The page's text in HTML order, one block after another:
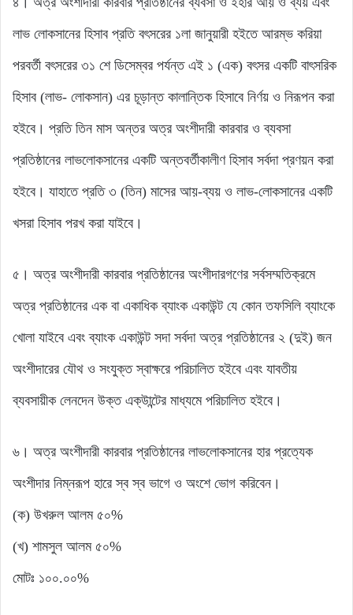
লাভ লোকসানের হিসাব প্রতি বৎসরের ১লা জানুয়ারী হইতে আরম্ভ করিয়া
পরবর্তী বৎসরের ৩১ শে ডিসেম্বর পর্যন্ত এই ১ (এক) বৎসর একটি বাৎসরিক
হিসাব (লাভ- লোকসান) এর চূড়ান্ত কালান্তিক হিসাবে নির্ণয় ও নিরূপন করা
হইবে। প্রতি তিন মাস অন্তর অত্র অংশীদারী কারবার ও ব্যবসা
প্রতিষ্ঠানের লাভলোকসানের একটি অন্তবর্তীকালীণ হিসাব সর্বদা প্রণয়ন করা
হইবে। যাহাতে প্রতি ৩ (তিন) মাসের আয়-ব্যয় ও লাভ-লোকসানের একটি
খসরা হিসাব পরখ করা যাইবে।
৫। অত্র অংশীদারী কারবার প্রতিষ্ঠানের অংশীদারগণের সর্বসম্মতিক্রমে
অত্র প্রতিষ্ঠানের এক বা একাধিক ব্যাংক একাউন্ট যে কোন তফসিলি ব্যাংকে
খোলা যাইবে এবং ব্যাংক একাউন্ট সদা সর্বদা অত্র প্রতিষ্ঠানের ২ (দুই) জন
অংশীদারের যৌথ ও সংযুক্ত স্বাক্ষরে পরিচালিত হইবে এবং যাবতীয়
ব্যবসায়ীক লেনদেন উক্ত এক্উান্টের মাধ্যমে পরিচালিত হইবে।
৬। অত্র অংশীদারী কারবার প্রতিষ্ঠানের লাভলোকসানের হার প্রত্যেক
অংশীদার নিম্নরূপ হারে স্ব স্ব ভাগে ও অংশে ভোগ করিবেন।
(ক) উখরুল আলম ৫০%
(খ) শামসুল আলম ৫০%
মোটঃ ১০০.০০%